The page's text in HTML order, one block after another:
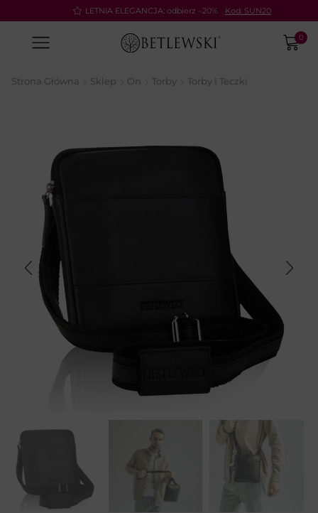
LETNIA ELEGANCJA: odbierz –20% Kod: SUN20
0
Strona Główna Sklep On Torby Torby I Teczki